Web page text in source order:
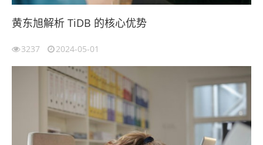
黄东旭解析 TiDB 的核心优势
3237 2024-05-01